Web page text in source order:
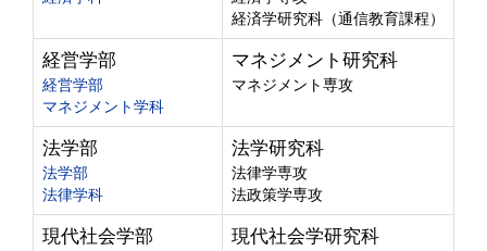
経済学研究科（通信教育課程）
経営学部
経営学部
マネジメント学科
マネジメント研究科
マネジメント専攻
法学部
法学部
法律学科
法学研究科
法律学専攻
法政策学専攻
現代社会学部 現代社会学研究科